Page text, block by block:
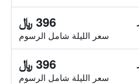
396 ﷼
سعر الليلة شامل الرسوم
396 ﷼
سعر الليلة شامل الرسوم